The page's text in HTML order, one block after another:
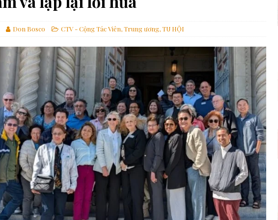
của gia đình nhân loại
Pêru ĐỨC GIÁO HOÀNG
Magnifica Humanitas GIÁO HỘI
đẳng và tham nhũng GIÁO HỘI
đời cho Chúa và người trẻ ƠN GỌI
Don Bosco CTV - Cộng Tác Viên,Trung ương,TU HỘI